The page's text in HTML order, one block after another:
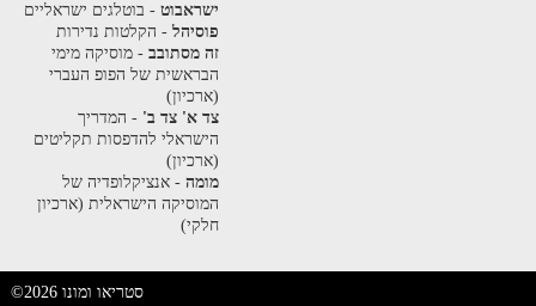
ישראבוט- בוטלגים ישראליים
פוסיהל- הקלטות נדירות
זה מסתובב- מוסיקה מימי
הבראשית של הפופ העברי
(ארכיון)
צד א' צד ב' - המדריך
הישראלי להדפסות תקליטים
(ארכיון)
מומה- אנציקלופדיה של
המוסיקה הישראלית (ארכיון
חלקי)
©2026 סטריאו ומונו